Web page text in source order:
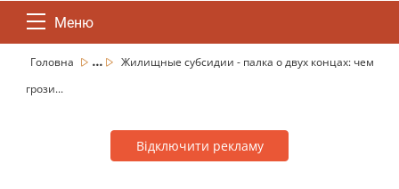
Меню
Головна ...
Жилищные субсидии - палка о двух концах: чем
грози...
Відключити рекламу